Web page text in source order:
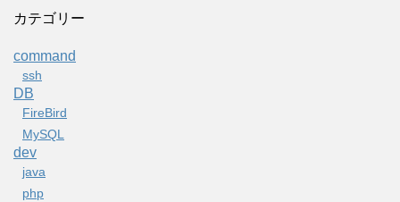
カテゴリー
command
ssh
DB
FireBird
MySQL
dev
java
php